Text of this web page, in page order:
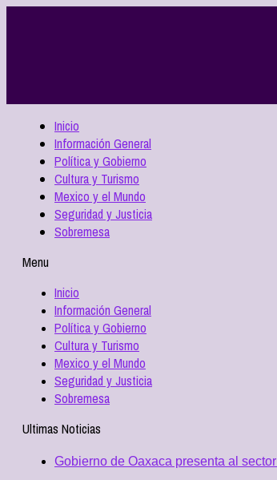
Inicio
Información General
Política y Gobierno
Cultura y Turismo
Mexico y el Mundo
Seguridad y Justicia
Sobremesa
Menu
Inicio
Información General
Política y Gobierno
Cultura y Turismo
Mexico y el Mundo
Seguridad y Justicia
Sobremesa
Ultimas Noticias
Gobierno de Oaxaca presenta al